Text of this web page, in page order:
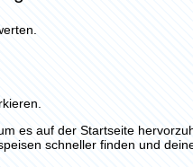
es auf der Startseite
schneller finden und